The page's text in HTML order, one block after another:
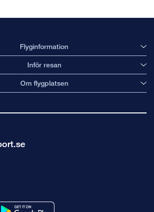
Flyginformation
Inför resan
Om flygplatsen